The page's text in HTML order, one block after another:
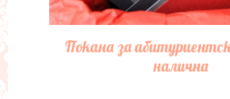
Покана за
налична